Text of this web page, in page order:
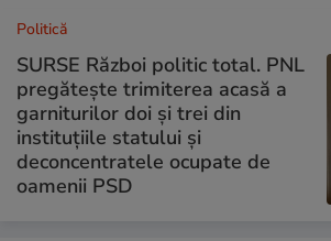
Politică
SURSE Război politic total. PNL
pregătește trimiterea acasă a
garniturilor doi și trei din
instituțiile statului și
deconcentratele ocupate de
oamenii PSD